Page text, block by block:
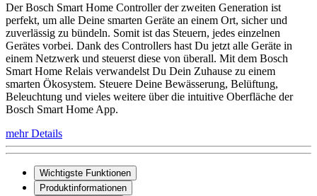
Der Bosch Smart Home Controller der zweiten Generation ist
perfekt, um alle Deine smarten Geräte an einem Ort, sicher und
zuverlässig zu bündeln. Somit ist das Steuern, jedes einzelnen
Gerätes vorbei. Dank des Controllers hast Du jetzt alle Geräte in
einem Netzwerk und steuerst diese von überall. Mit dem Bosch
Smart Home Relais verwandelst Du Dein Zuhause zu einem
smarten Ökosystem. Steuere Deine Bewässerung, Belüftung,
Beleuchtung und vieles weitere über die intuitive Oberfläche der
Bosch Smart Home App.
mehr Details
Wichtigste Funktionen
Produktinformationen